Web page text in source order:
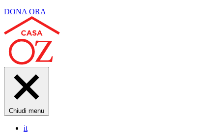
DONA ORA
Chiudi menu
it